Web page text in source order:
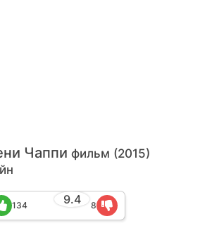
Чаппи фильм (2015)
9.4
134 8